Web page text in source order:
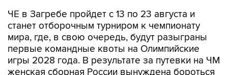
мира, где, в свою очередь, будут разыграны
первые командные квоты на Олимпийские
игры 2028 года. В результате за путевки на ЧМ
женская сборная России вынуждена бороться
резервным составом.